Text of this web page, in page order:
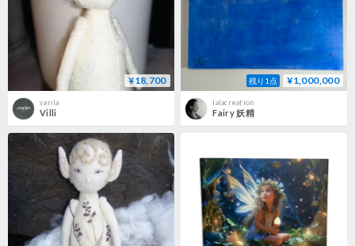
¥18,700
yarila
Villi
残り1点 ¥1,000,000
lalacreation
Fairy 妖精